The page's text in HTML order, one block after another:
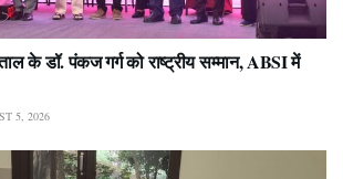
के डॉ. पंकज गर्ग को राष्ट्रीय सम्मान, ABSI में
5, 2026